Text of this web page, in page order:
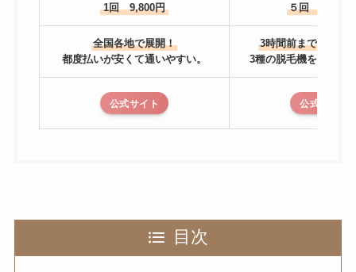
1回 9,800円 ５回 81,600
全国各地で展開！
都度払いが安くて通いやすい。
3時間前までキャン
3種の脱毛機を使い分
公式サイト 公式サイト
目次